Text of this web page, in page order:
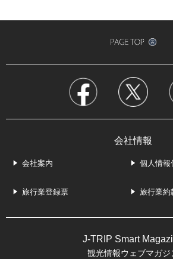
会社情報
会社案内 個人情報
旅行業登録票 旅行業約
J-TRIP Smart
観光情報ウェブマガジ